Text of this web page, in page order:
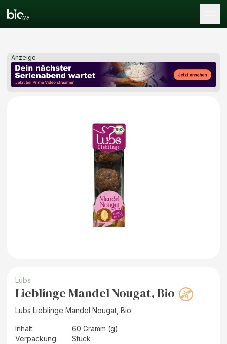
Anzeige
Lubs
Lieblinge Mandel Nougat, Bio
Lubs Lieblinge Mandel Nougat, Bio
Inhalt:
60 Gramm (g)
Verpackung:
Stück